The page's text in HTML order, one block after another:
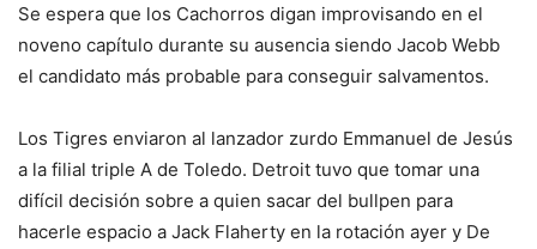
Se espera que los Cachorros digan improvisando en el
noveno capítulo durante su ausencia siendo Jacob Webb
el candidato más probable para conseguir salvamentos.
Los Tigres enviaron al lanzador zurdo Emmanuel de Jesús
a la filial triple A de Toledo. Detroit tuvo que tomar una
difícil decisión sobre a quien sacar del bullpen para
hacerle espacio a Jack Flaherty en la rotación ayer y De